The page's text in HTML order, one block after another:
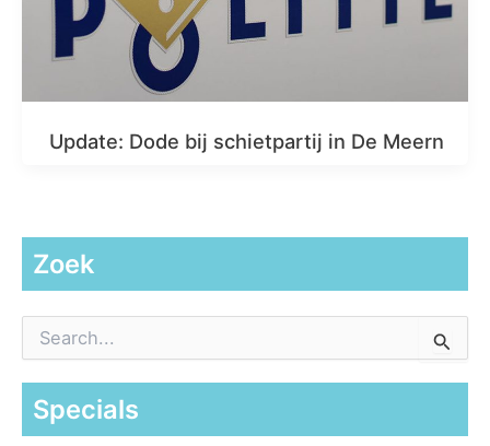
Update: Dode bij schietpartij in De Meern
Zoek
a
Specials